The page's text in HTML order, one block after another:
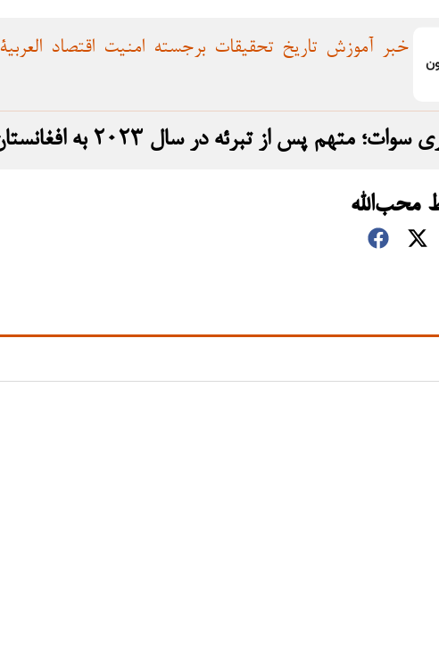
اقتصاد امنیت برجسته تحقیقات تاریخ آموزش خبر العربية
از تبرئه در سال ۲۰۲۳ به افغانستان گریخت و پس از بازگشت، حمله را انجام داد
محب‌الله